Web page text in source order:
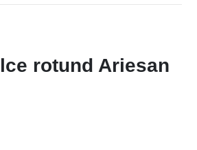
rotund Ariesan